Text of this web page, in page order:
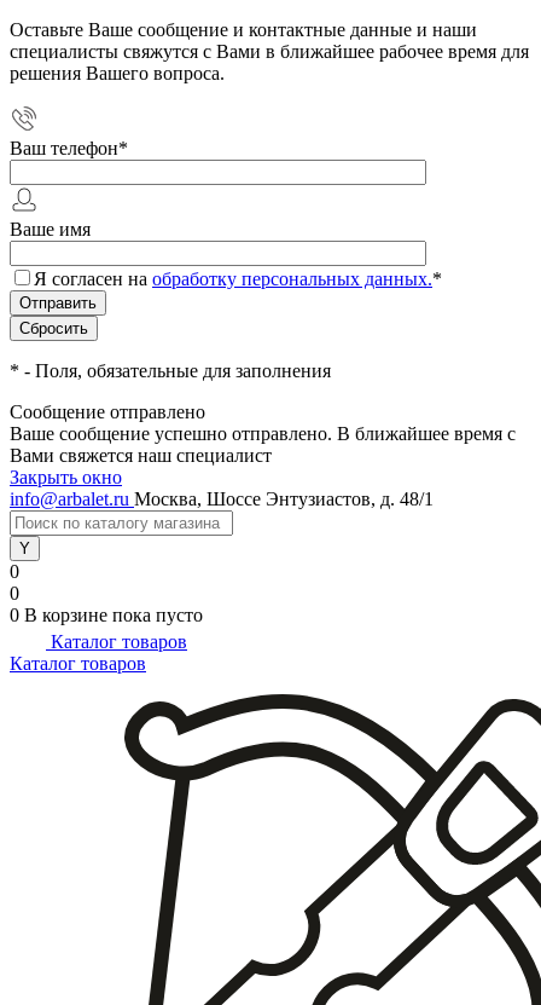
Оставьте Ваше сообщение и контактные данные и наши
специалисты свяжутся с Вами в ближайшее рабочее время для
решения Вашего вопроса.
Ваш телефон*
Ваше имя
Я согласен на обработку персональных данных.*
* - Поля, обязательные для заполнения
Сообщение отправлено
Ваше сообщение успешно отправлено. В ближайшее время с
Вами свяжется наш специалист
Закрыть окно
info@arbalet.ru Москва, Шоссе Энтузиастов, д. 48/1
0
0
0 В корзине пока пусто
Каталог товаров
Каталог товаров